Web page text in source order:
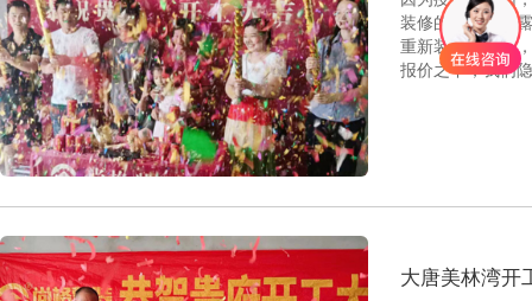
装修的问题也暴
重新装修的计划
报价之下，我们
大唐美林湾开